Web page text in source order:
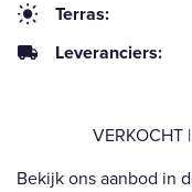
Terras:
Leveranciers:
VERKOCHT
Bekijk ons aanbod in